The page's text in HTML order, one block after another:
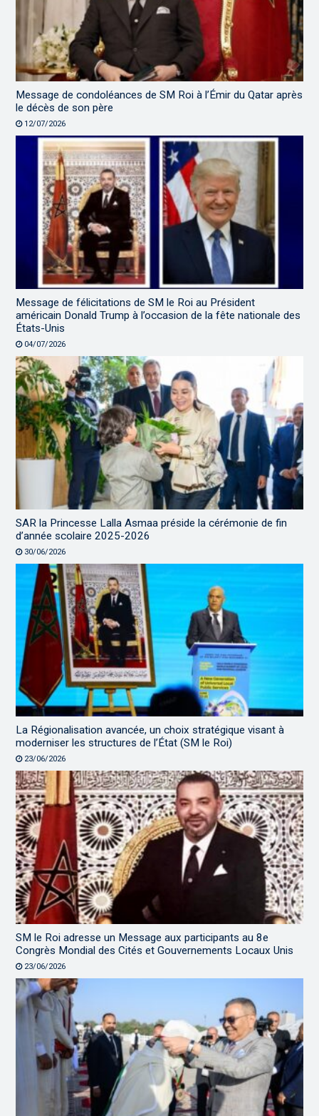
Message de condoléances de SM Roi à l’Émir du Qatar après
le décès de son père
12/07/2026
Message de félicitations de SM le Roi au Président
américain Donald Trump à l’occasion de la fête nationale des
États-Unis
04/07/2026
SAR la Princesse Lalla Asmaa préside la cérémonie de fin
d’année scolaire 2025-2026
30/06/2026
La Régionalisation avancée, un choix stratégique visant à
moderniser les structures de l’État (SM le Roi)
23/06/2026
SM le Roi adresse un Message aux participants au 8e
Congrès Mondial des Cités et Gouvernements Locaux Unis
23/06/2026